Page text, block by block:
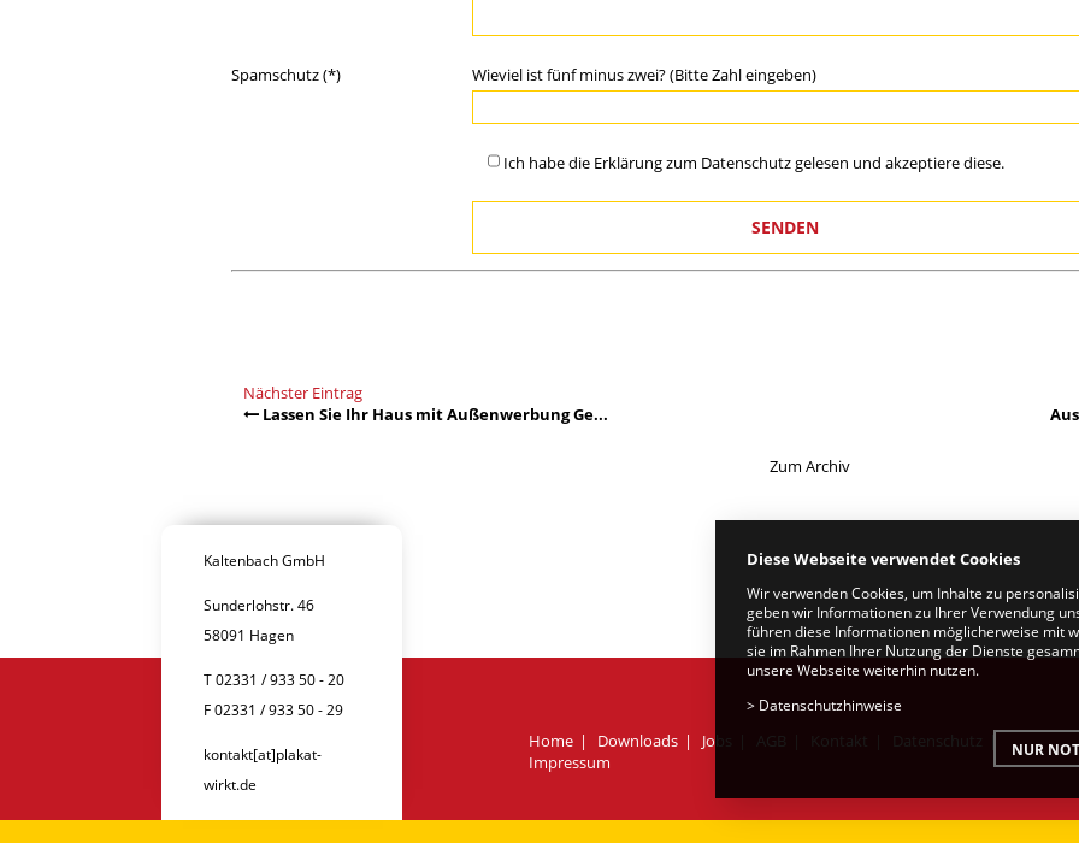
Spamschutz (*) Wieviel ist fünf minus zwei? (Bitte Zahl eingeben)
Ich habe die Erklärung zum Datenschutzgelesen und akzeptiere diese.
Nächster Eintrag
Lassen Sie Ihr Haus mit Außenwerbung Ge...
Zum Archiv
Home Downloads Jobs
Impressum
Kaltenbach GmbH
Sunderlohstr. 46
58091 Hagen
T 02331 / 933 50 - 20
F 02331 / 933 50 - 29
kontakt[at]plakat-
wirkt.de
Diese Webseite verwendet Cookies
Wir verwenden Cookies, um Inhalte zu
geben wir Informationen zu Ihrer Verwendung
führen diese Informationen möglicherweise mit
sie im Rahmen Ihrer Nutzung der Dienste
unsere Webseite weiterhin nutzen.
> Datenschutzhinweise
NUR